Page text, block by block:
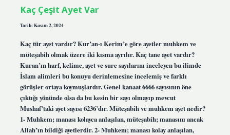
Kaç Çeşit Ayet Var
Tarih: Kasım 2, 2024
Kaç tür ayet vardır? Kur’an-ı Kerim’e göre ayetler muhkem ve
müteşabih olmak üzere iki kısma ayrılır. Kaç tane ayet vardır?
Kuran’ın harf, kelime, ayet ve sure sayılarını inceleyen bu ilimde
İslam alimleri bu konuyu derinlemesine incelemiş ve farklı
görüşler ortaya koymuşlardır. Genel kanaat 6666 sayısının öne
çıktığı yönünde olsa da bu kesin bir sayı olmayıp mevcut
Mushaf’taki ayet sayısı 6236’dır. Müteşabih ve muhkem ayet nedir?
1- Muhkem; manası kolayca anlaşılan, müteşabih; manasını ancak
Allah’ın bildiği ayetlerdir. 2- Muhkem; manası kolay anlaşılan,